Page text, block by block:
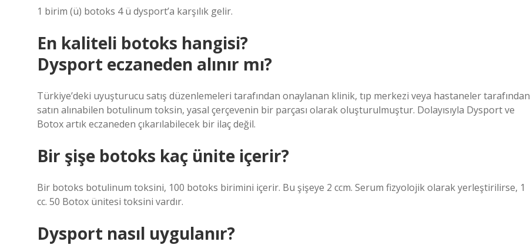
1 birim (ü) botoks 4 ü dysport’a karşılık gelir.
En kaliteli botoks hangisi?
Dysport eczaneden alınır mı?
Türkiye’deki uyuşturucu satış düzenlemeleri tarafından onaylanan klinik, tıp merkezi veya hastaneler tarafından
satın alınabilen botulinum toksin, yasal çerçevenin bir parçası olarak oluşturulmuştur. Dolayısıyla Dysport ve
Botox artık eczaneden çıkarılabilecek bir ilaç değil.
Bir şişe botoks kaç ünite içerir?
Bir botoks botulinum toksini, 100 botoks birimini içerir. Bu şişeye 2 ccm. Serum fizyolojik olarak yerleştirilirse, 1
cc. 50 Botox ünitesi toksini vardır.
Dysport nasıl uygulanır?